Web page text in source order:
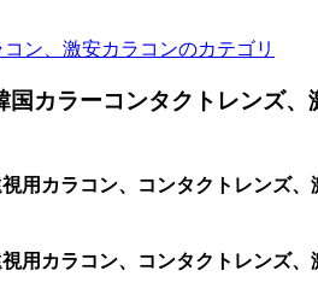
ン、激安カラコンのカテゴリ
カラーコンタクトレンズ
カラコン、コンタクトレンズ
用カラコン、コンタクトレンズ